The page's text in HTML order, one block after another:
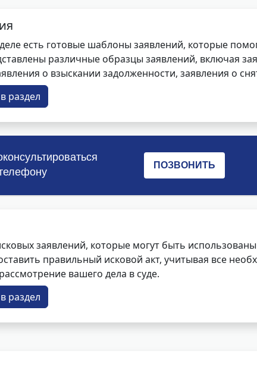
есть готовые шаблоны заявлений, которые
различные образцы заявлений, включая
о взыскании задолженности, заявления о
раздел
заявлений, которые могут быть
правильный исковой акт, учитывая все
вашего дела в суде.
раздел